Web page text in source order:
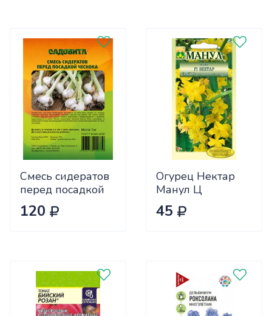
Смесь сидератов
перед посадкой
чеснока 0,5кг
САДОВИТА
120
Огурец Нектар
Манул Ц
45